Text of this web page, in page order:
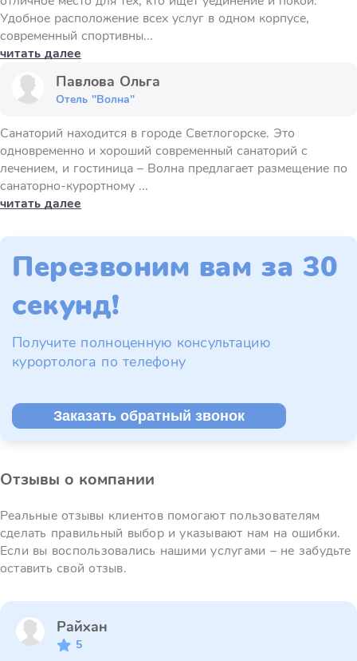
Удобное расположение всех услуг в одном корпусе,
современный спортивны...
читать далее
Павлова Ольга
Отель "Волна"
Санаторий находится в городе Светлогорске. Это
одновременно и хороший современный санаторий с
лечением, и гостиница – Волна предлагает размещение по
санаторно-курортному ...
читать далее
Перезвоним вам за 30
секунд!
Получите полноценную консультацию
курортолога по телефону
Заказать обратный звонок
Отзывы о компании
Реальные отзывы клиентов помогают пользователям
сделать правильный выбор и указывают нам на ошибки.
Если вы воспользовались нашими услугами – не забудьте
оставить свой отзыв.
Райхан
5